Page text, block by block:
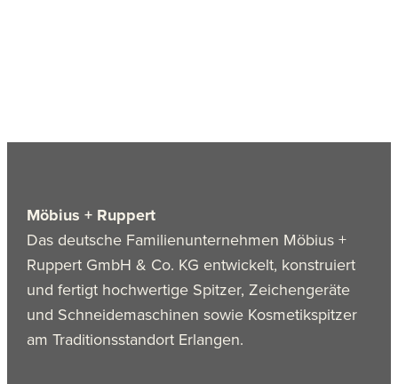
Möbius + Ruppert
Das deutsche Familienunternehmen Möbius +
Ruppert GmbH & Co. KG entwickelt, konstruiert
und fertigt hochwertige Spitzer, Zeichengeräte
und Schneidemaschinen sowie Kosmetikspitzer
am Traditionsstandort Erlangen.